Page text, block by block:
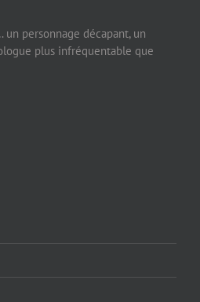
personnage décapant, un
plus infréquentable que